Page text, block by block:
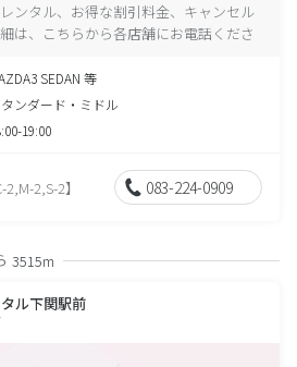
ンタル、お得な割引料金、キャンセル
は、こちらから各店舗にお電話くださ
SEDAN 等
タンダード・ミドル
19:00
2,S-2】 083-224-0909
3515m
ル下関駅前